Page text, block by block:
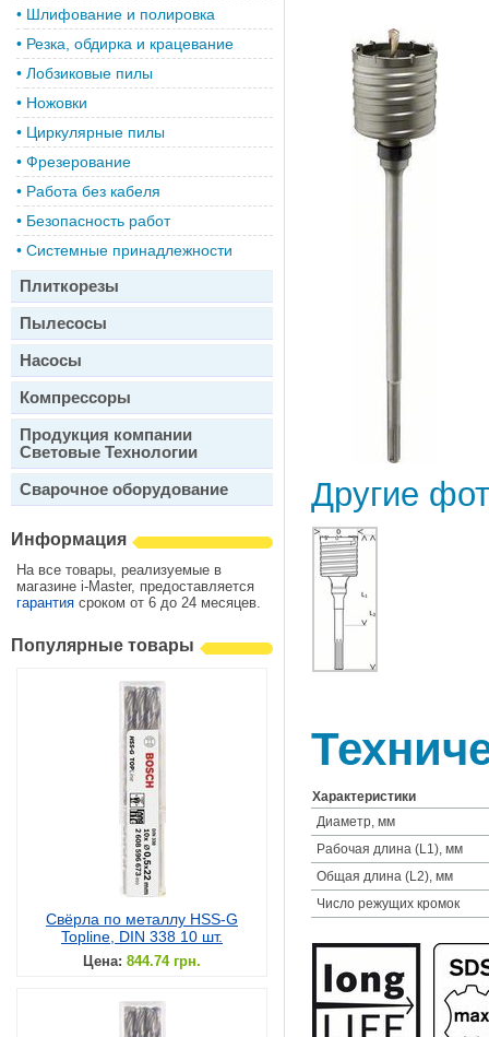
• Шлифование и полировка
• Резка, обдирка и крацевание
• Лобзиковые пилы
• Ножовки
• Циркулярные пилы
• Фрезерование
• Работа без кабеля
• Безопасность работ
• Системные принадлежности
Плиткорезы
Пылесосы
Насосы
Компрессоры
Продукция компании
Световые Технологии
Сварочное оборудование
Информация
На все товары, реализуемые в
магазине i-Master, предоставляется
гарантия сроком от 6 до 24 месяцев.
Популярные товары
Свёрла по металлу HSS-G
Topline, DIN 338 10 шт.
Цена: 844.74 грн.
Другие
Характеристики
Диаметр, мм
Рабочая длина (L1), мм
Общая длина (L2), мм
Число режущих кромок